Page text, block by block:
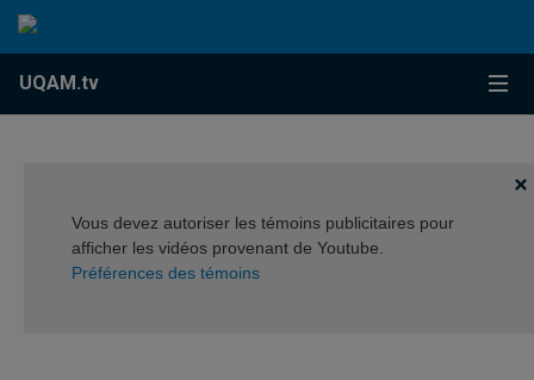
Accéder au contenu
Accéder au menu principal
Accéder à la recherche
Accéder au contenu
Accéder au menu principal
UQAM.tv
Vous devez autoriser les témoins publicitaires pour
afficher les vidéos provenant de Youtube.
Préférences des témoins